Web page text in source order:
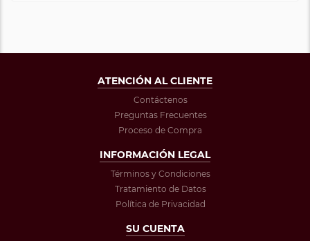
ATENCIÓN AL CLIENTE
Contáctenos
Preguntas Frecuentes
Proceso de Compra
INFORMACIÓN LEGAL
Términos y Condiciones
Tratamiento de Datos
Política de Privacidad
SU CUENTA